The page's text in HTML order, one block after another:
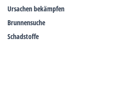
Ursachen bekämpfen
Brunnensuche
Schadstoffe